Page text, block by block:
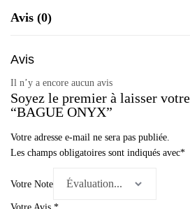
Avis (0)
Avis
Il n’y a encore aucun avis
Soyez le premier à laisser
“BAGUE ONYX”
Votre adresse e-mail ne sera pas publiée.
Les champs obligatoires sont indiqués avec*
Votre Note